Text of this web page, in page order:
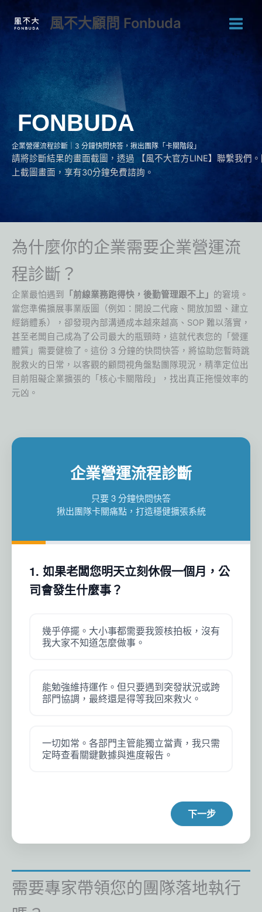
風不大顧問 Fonbuda
FONBUDA
企業營運流程診斷｜3 分鐘快問快答，揪出團隊「卡關階段」
請將診斷結果的畫面截圖，透過 【風不大官方LINE】聯繫我們
上截圖畫面，享有30分鐘免費諮詢。
為什麼你的企業需要企業營運流
程診斷？
企業最怕遇到 「前線業務跑得快，後勤管理跟不上」 的窘境。
當您準備擴展事業版圖（例如：開設二代廠、開放加盟、建立
經銷體系），卻發現內部溝通成本越來越高、SOP 難以落實，
甚至老闆自己成為了公司最大的瓶頸時，這就代表您的「營運
體質」需要健檢了。這份 3 分鐘的快問快答，將協助您暫時跳
脫救火的日常，以客觀的顧問視角盤點團隊現況，精準定位出
目前阻礙企業擴張的「核心卡關階段」，找出真正拖慢效率的
元凶。
企業營運流程診斷
只要 3 分鐘快問快答
揪出團隊卡關痛點，打造穩健擴張系統
1. 如果老闆您明天立刻休假一個月，公
司會發生什麼事？
幾乎停擺。大小事都需要我簽核拍板，沒有
我大家不知道怎麼做事。
能勉強維持運作。但只要遇到突發狀況或跨
部門協調，最終還是得等我回來救火。
一切如常。各部門主管能獨立當責，我只需
定時查看關鍵數據與進度報告。
下一步
需要專家帶領您的團隊落地執行